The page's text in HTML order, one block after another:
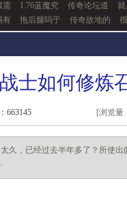
需 1.76蓝魔究 传奇论坛道
有 拖后腿吗于 传奇故地的
士如何修炼
663145 [浏览量
久，已经过去半年多了？所使